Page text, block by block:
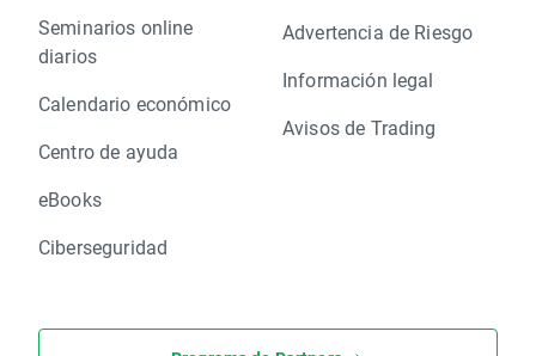
Seminarios online
diarios
Calendario económico
Centro de ayuda
eBooks
Ciberseguridad
Advertencia de Riesgo
Información legal
Avisos de Trading